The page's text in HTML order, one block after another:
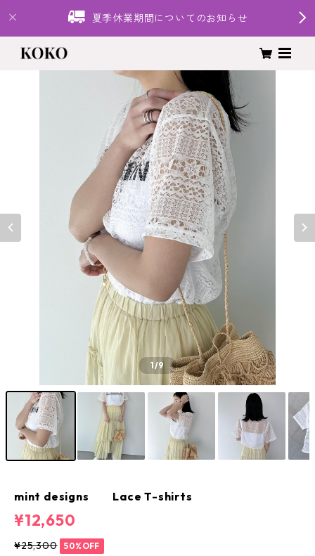
夏季休業期間についてのお知らせ
1/9
mint designs Lace T-shirts
¥12,650
¥25,300 50%OFF